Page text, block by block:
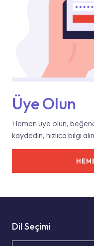
Üye Olun
Hemen üye olun,
kaydedin, hızlıca bilgi
Dil Seçimi